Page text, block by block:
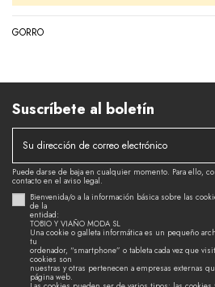
GORRO
Suscríbete al boletín
Puede darse de baja en cualquier momento. Para ello,
contacto en el aviso legal.
Bienvenida/o a la información básica sobre las
de la
entidad:
TOBIO Y VIAÑO MODA SL
Una cookie o galleta informática es un pequeño
tu
ordenador, “smartphone” o tableta cada vez que
cookies son
nuestras y otras pertenecen a empresas externas
página web.